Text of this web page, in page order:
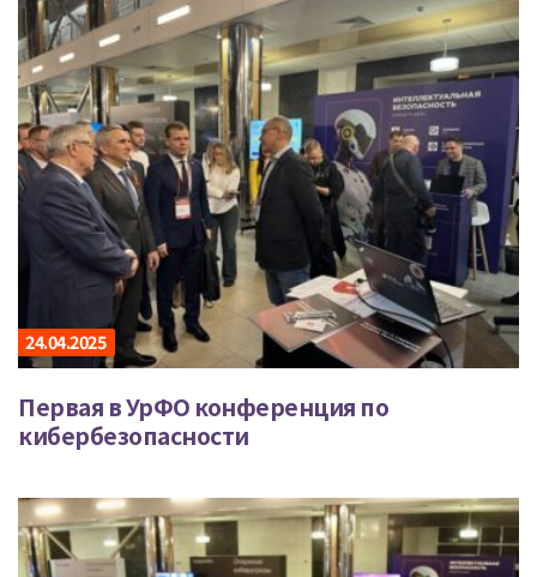
24.04.2025
Первая в УрФО конференция по
кибербезопасности